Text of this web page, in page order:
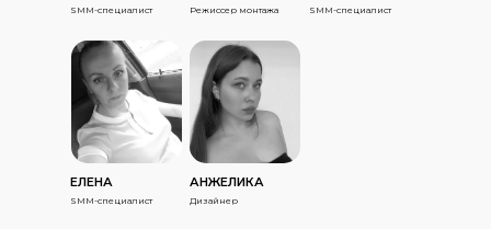
АНЖЕЛИКА
Дизайнер
ЕЛЕНА
SMM-специалист
Режиссер монтажа SMM-специалист
SMM-специалист